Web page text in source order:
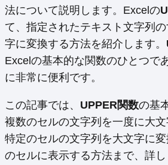
法について説明します。Excelの
て、指定されたテキスト文字列
字に変換する方法を紹介します。
Excelの基本的な関数のひとつで
に非常に便利です。
この記事では、 UPPER関数の基
複数のセルの文字列を一度に大文
特定のセルの文字列を大文字に
のセルに表示する方法まで、詳